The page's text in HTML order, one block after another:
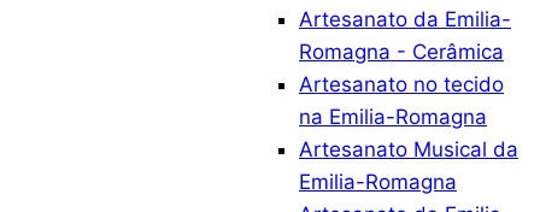
Artesanato da Emilia-
Romagna - Cerâmica
Artesanato no tecido
na Emilia-Romagna
Artesanato Musical da
Emilia-Romagna